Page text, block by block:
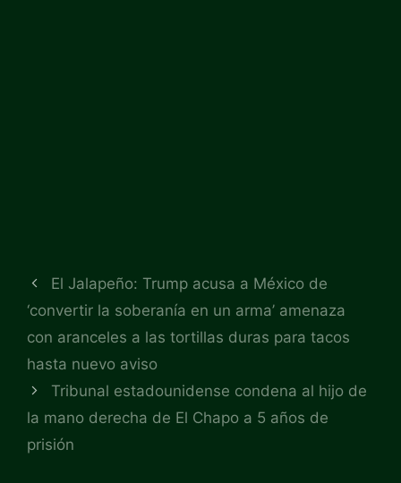
El Jalapeño: Trump acusa a México de
‘convertir la soberanía en un arma’ amenaza
con aranceles a las tortillas duras para tacos
hasta nuevo aviso
Tribunal estadounidense condena al hijo de
la mano derecha de El Chapo a 5 años de
prisión